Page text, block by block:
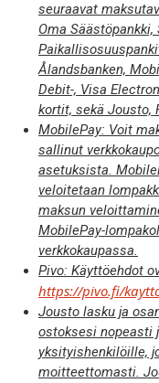
seuraavat
Oma
Ålandsbanken,
Debit-, Visa
kortit, sekä Jousto,
MobilePay: Voit
sallinut
asetuksista.
veloitetaan
maksun
MobilePay-
verkkokaupassa.
Pivo: Käyttöehdot
https://pivo.fi/
Jousto lasku ja
ostoksesi nopeasti
yksityishenkilöille,
moitteettomasti.